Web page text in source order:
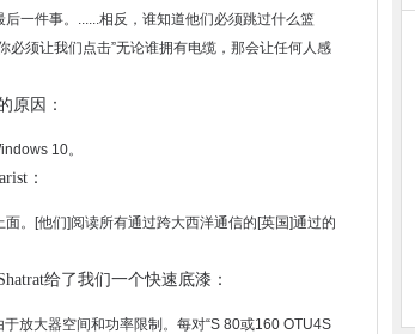
消除地理博中的一种方法
务举措的成本。
用
计算的上行
立咨询小组
一件事。......相反，谁知道他们必须跳过什么篮
必须让我们点击”无论谁拥有电缆，那会让任何人感
原因：
10。
：
。[他们]阅读所有通过跨大西洋通信的[英国]通过的
给了我们一个快速底漆：
放大器空间和功率限制。每对“S 80或160 OTU4S